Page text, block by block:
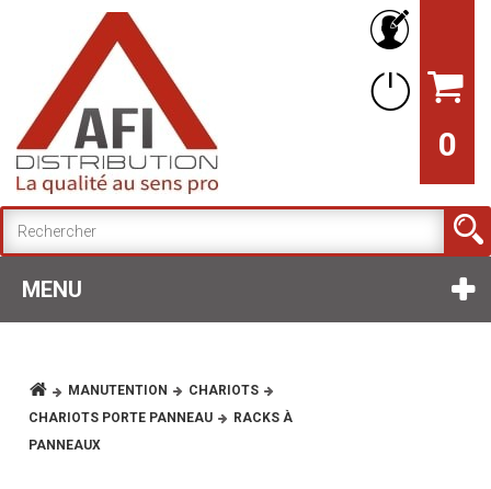
0
MENU
MANUTENTION
CHARIOTS
CHARIOTS PORTE PANNEAU
RACKS À
PANNEAUX